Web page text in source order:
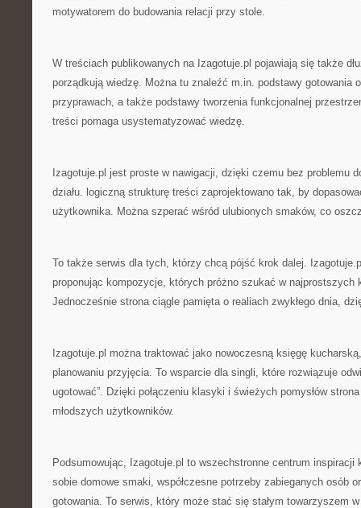
motywatorem do budowania relacji przy stole.
W treściach publikowanych na Izagotuje.pl pojawiają się także
porządkują wiedzę. Można tu znaleźć m.in. podstawy gotowania
przyprawach, a także podstawy tworzenia funkcjonalnej
treści pomaga usystematyzować wiedzę.
Izagotuje.pl jest proste w nawigacji, dzięki czemu bez problemu
działu. logiczną strukturę treści zaprojektowano tak, by
użytkownika. Można szperać wśród ulubionych smaków, co
To także serwis dla tych, którzy chcą pójść krok dalej.
proponując kompozycje, których próżno szukać w najprostszych
Jednocześnie strona ciągle pamięta o realiach zwykłego dnia,
Izagotuje.pl można traktować jako nowoczesną księgę
planowaniu przyjęcia. To wsparcie dla singli, które rozwiązuje
ugotować”. Dzięki połączeniu klasyki i świeżych pomysłów
młodszych użytkowników.
Podsumowując, Izagotuje.pl to wszechstronne centrum inspiracji
sobie domowe smaki, współczesne potrzeby zabieganych osób
gotowania. To serwis, który może stać się stałym towarzyszem